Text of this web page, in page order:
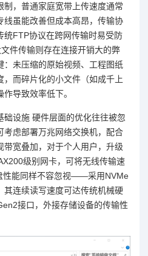
，普通家庭宽带上传速度通常
虽能改善但成本高昂，传输协
FTP协议在跨网传输时易受防
件传输则存在连接开销大的弊
：未压缩的原始视频、工程图纸
而碎片化的小文件（如成千上
导致效率低下。
设施 硬件层面的优化往往被忽
考虑部署万兆网络交换机，配合
带宽叠加，对于个人用户，升级
级别网卡，可将无线传输速
性能同样不容忽视——采用NVMe
其连续读写速度可达传统机械硬
接口，外接存储设备的传输性